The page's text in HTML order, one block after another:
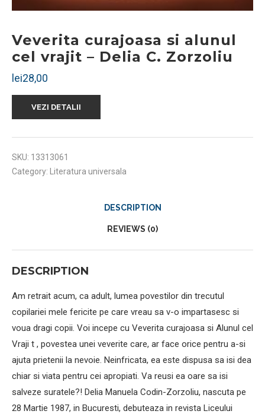
Veverita curajoasa si alunul
cel vrajit – Delia C. Zorzoliu
lei28,00
VEZI DETALII
SKU: 13313061
Category:
Literatura universala
DESCRIPTION
REVIEWS (0)
DESCRIPTION
Am retrait acum, ca adult, lumea povestilor din trecutul
copilariei mele fericite pe care vreau sa v-o impartasesc si
voua dragi copii. Voi incepe cu Veverita curajoasa si Alunul cel
Vraji t , povestea unei veverite care, ar face orice pentru a-si
ajuta prietenii la nevoie. Neinfricata, ea este dispusa sa isi dea
chiar si viata pentru cei apropiati. Va reusi ea oare sa isi
salveze suratele?! Delia Manuela Codin-Zorzoliu, nascuta pe
28 Martie 1987, in Bucuresti, debuteaza in revista Liceului